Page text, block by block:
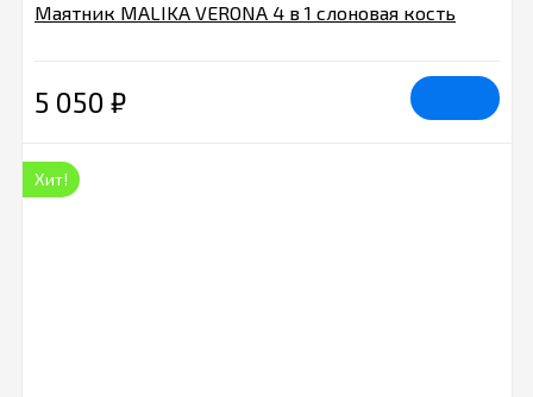
Маятник MALIKA VERONA 4 в 1 слоновая кость
5 050 ₽
Хит!